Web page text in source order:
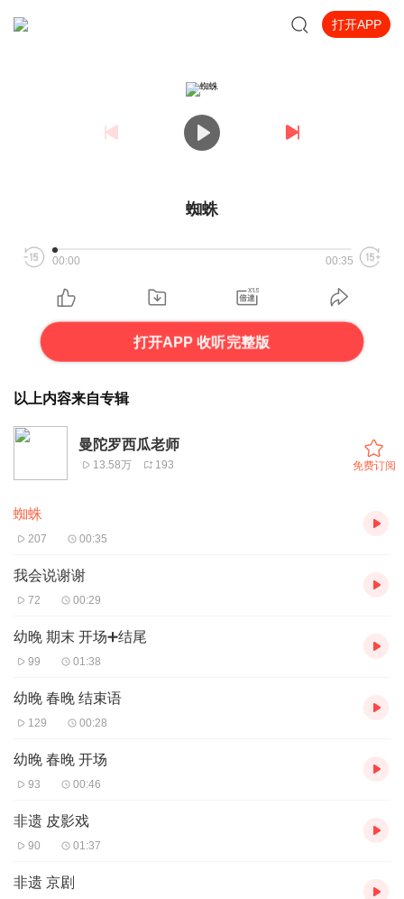
打开APP
蜘蛛
00:00 00:35
打开APP 收听完整版
以上内容来自专辑
曼陀罗西瓜老师
13.58万 193 免费订阅
蜘蛛
207 00:35
我会说谢谢
72 00:29
幼晚 期末 开场➕结尾
99 01:38
幼晚 春晚 结束语
129 00:28
幼晚 春晚 开场
93 00:46
非遗 皮影戏
90 01:37
非遗 京剧